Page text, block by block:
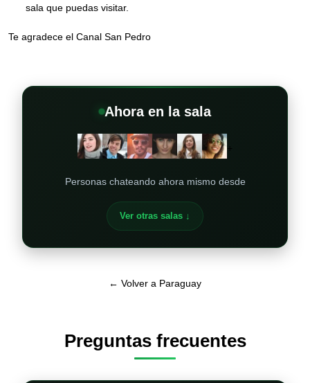
sala que puedas visitar.
Te agradece el Canal San Pedro
Ahora en la sala
Personas chateando ahora mismo desde
Ver otras salas ↓
← Volver a Paraguay
Preguntas frecuentes